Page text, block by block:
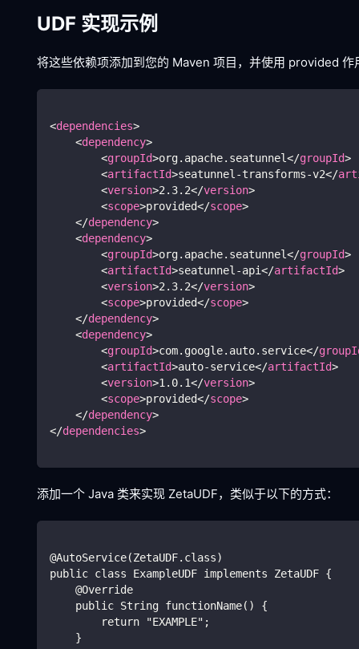
UDF 实现示例
将这些依赖项添加到您的 Maven 项目，并使用 provided 作
<dependencies>
<dependency>
<groupId>org.apache.seatunnel</groupId>
<artifactId>seatunnel-transforms-v2</
<version>2.3.2</version>
<scope>provided</scope>
</dependency>
<dependency>
<groupId>org.apache.seatunnel</groupId>
<artifactId>seatunnel-api</artifactId>
<version>2.3.2</version>
<scope>provided</scope>
</dependency>
<dependency>
<groupId>com.google.auto.service</
<artifactId>auto-service</artifactId>
<version>1.0.1</version>
<scope>provided</scope>
</dependency>
</dependencies>
添加一个 Java 类来实现 ZetaUDF，类似于以下的方式：
@AutoService(ZetaUDF.class)
public class ExampleUDF implements ZetaUDF {
    @Override
    public String functionName() {
        return "EXAMPLE";
    }